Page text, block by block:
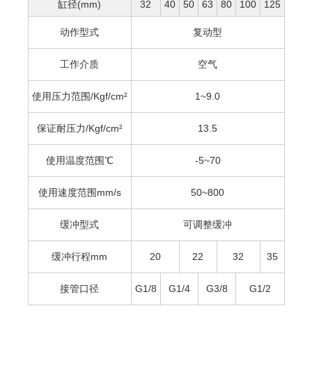
缸径(mm) 32 40 50 63 80 100 125
动作型式 复动型
工作介质 空气
使用压力范围/Kgf/cm² 1~9.0
保证耐压力/Kgf/cm² 13.5
使用温度范围℃ -5~70
使用速度范围mm/s 50~800
缓冲型式 可调整缓冲
缓冲行程mm 20 22 32 35
接管口径 G1/8 G1/4 G3/8 G1/2